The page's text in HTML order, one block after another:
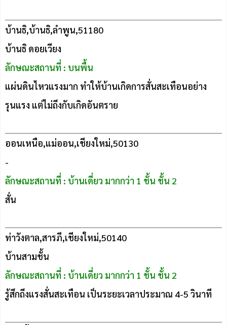
บ้านธิ,บ้านธิ,ลำพูน,51180
บ้านธิ ดอยเวียง
ลักษณะสถานที่ : บนพื้น
แผ่นดินไหวแรงมาก ทำให้บ้านเกิดการสั่นสะเทือนอย่าง
รุนแรง แต่ไม่ถึงกับเกิดอันตราย
ออนเหนือ,แม่ออน,เชียงใหม่,50130
-
ลักษณะสถานที่ : บ้านเดี่ยว มากกว่า 1 ชั้น ชั้น 2
สั่น
ท่าวังตาล,สารภี,เชียงใหม่,50140
บ้านสามชั้น
ลักษณะสถานที่ : บ้านเดี่ยว มากกว่า 1 ชั้น ชั้น 2
รู้สึกถึงแรงสั่นสะเทือน เป็นระยะเวลาประมาณ 4-5 วินาที